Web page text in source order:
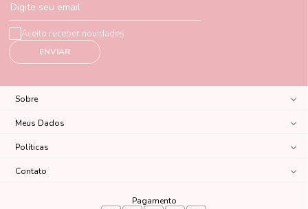
Digite seu email
ENVIAR
Aceito receber novidades
Sobre
Meus Dados
Políticas
Contato
Pagamento